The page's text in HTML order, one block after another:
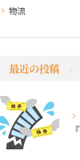
物流
最近の投稿